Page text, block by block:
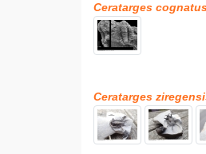
Ceratarges
Ceratarges